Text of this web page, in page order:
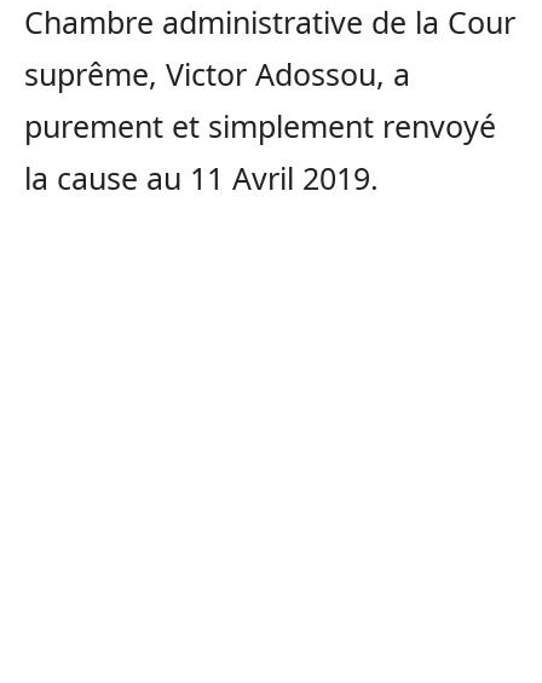
Chambre administrative de la Cour
suprême, Victor Adossou, a
purement et simplement renvoyé
la cause au 11 Avril 2019.